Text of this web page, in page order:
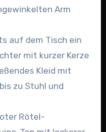
Arm
auf dem Tisch ein
mit kurzer Kerze
Kleid mit
zu Stuhl und
Rötel-